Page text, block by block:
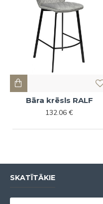
Bāra krēsls RALF
132.06 €
SKATĪTĀKIE